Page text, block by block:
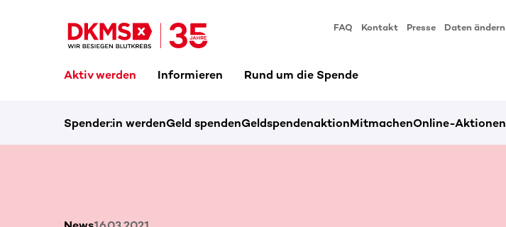
FAQ Kontakt Presse Daten ändern
Aktiv werden Informieren Rund um die Spende
Spender:in werdenGeld spendenGeldspendenaktionMitmachenOnline-Aktionen